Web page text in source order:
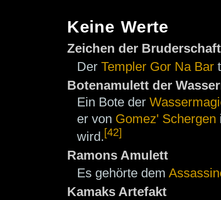
Keine Werte
Zeichen der Bruderschaft
Der Templer Gor Na Bar
Botenamulett der
Ein Bote der
er von Gomez' Schergen
wird.[42]
Ramons Amulett
Es gehörte dem
Kamaks Artefakt